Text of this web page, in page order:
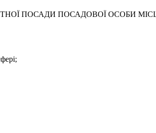
ПОСАДИ ПОСАДОВОЇ ОСОБИ